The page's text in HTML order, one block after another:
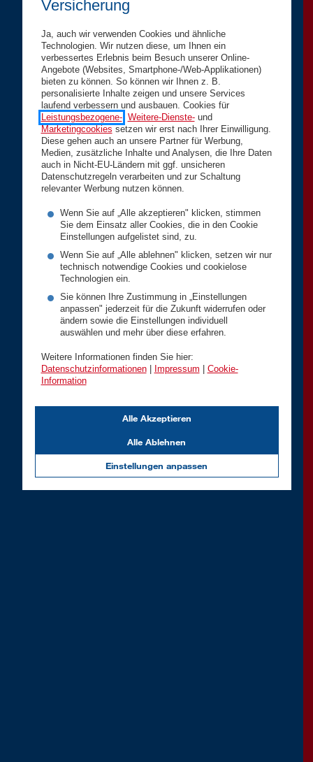
Versicherung
Ja, auch wir verwenden Cookies und ähnliche
Technologien. Wir nutzen diese, um Ihnen ein
verbessertes Erlebnis beim Besuch unserer Online-
Angebote (Websites, Smartphone-/Web-Applikationen)
bieten zu können. So können wir Ihnen z. B.
personalisierte Inhalte zeigen und unsere Services
laufend verbessern und ausbauen. Cookies für
Leistungsbezogene-, Weitere-Dienste-und
Marketingcookies setzen wir erst nach Ihrer Einwilligung.
Diese gehen auch an unsere Partner für Werbung,
Medien, zusätzliche Inhalte und Analysen, die Ihre Daten
auch in Nicht-EU-Ländern mit ggf. unsicheren
Datenschutzregeln verarbeiten und zur Schaltung
relevanter Werbung nutzen können.
Wenn Sie auf „Alle akzeptieren" klicken, stimmen
Sie dem Einsatz aller Cookies, die in den Cookie
Einstellungen aufgelistet sind, zu.
Wenn Sie auf „Alle ablehnen" klicken, setzen wir nur
technisch notwendige Cookies und cookielose
Technologien ein.
Sie können Ihre Zustimmung in „Einstellungen
anpassen" jederzeit für die Zukunft widerrufen oder
ändern sowie die Einstellungen individuell
auswählen und mehr über diese erfahren.
Weitere Informationen finden Sie hier:
Datenschutzinformationen| Impressum
Cookie-
Information
Einstellungen anpassen
Alle Ablehnen
Alle Akzeptieren